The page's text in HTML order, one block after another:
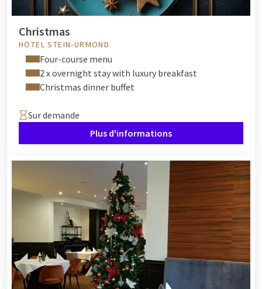
Christmas
HOTEL STEIN-URMOND
Four-course menu
2 x overnight stay with luxury breakfast
Christmas dinner buffet
Sur demande
Plus d'informations